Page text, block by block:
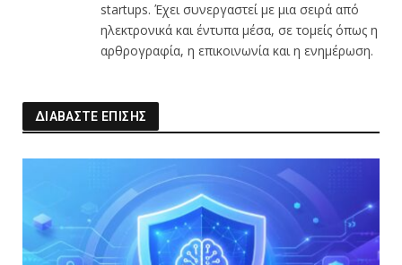
startups. Έχει συνεργαστεί με μια σειρά από
ηλεκτρονικά και έντυπα μέσα, σε τομείς όπως η
αρθρογραφία, η επικοινωνία και η ενημέρωση.
ΔΙΑΒΑΣΤΕ ΕΠΙΣΗΣ